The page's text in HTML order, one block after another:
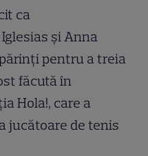
ca
și Anna
pentru a treia
făcută în
Hola!, care a
jucătoare de tenis